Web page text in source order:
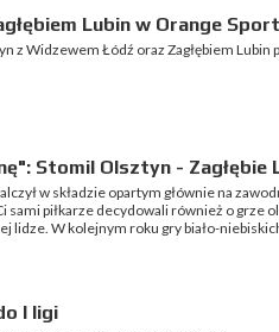
Lubin w Orange Sport
z Widzewem Łódź oraz Zagłębiem Lubin
Stomil Olsztyn - Zagłębie
w składzie opartym głównie na
sami piłkarze decydowali również o grze
lidze. W kolejnym roku gry biało-
I ligi